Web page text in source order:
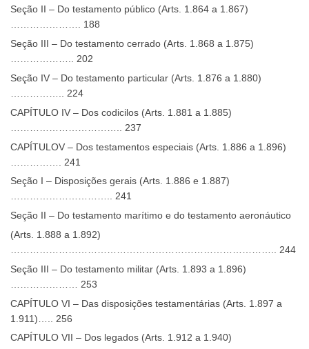
Seção II – Do testamento público (Arts. 1.864 a 1.867)
…………………. 188
Seção III – Do testamento cerrado (Arts. 1.868 a 1.875)
……………….. 202
Seção IV – Do testamento particular (Arts. 1.876 a 1.880)
…………….. 224
CAPÍTULO IV – Dos codicilos (Arts. 1.881 a 1.885)
…………………………….. 237
CAPÍTULOV – Dos testamentos especiais (Arts. 1.886 a 1.896)
……………. 241
Seção I – Disposições gerais (Arts. 1.886 e 1.887)
………………………….. 241
Seção II – Do testamento marítimo e do testamento aeronáutico
(Arts. 1.888 a 1.892)
……………………………………………………………………….. 244
Seção III – Do testamento militar (Arts. 1.893 a 1.896)
………………… 253
CAPÍTULO VI – Das disposições testamentárias (Arts. 1.897 a
1.911)….. 256
CAPÍTULO VII – Dos legados (Arts. 1.912 a 1.940)